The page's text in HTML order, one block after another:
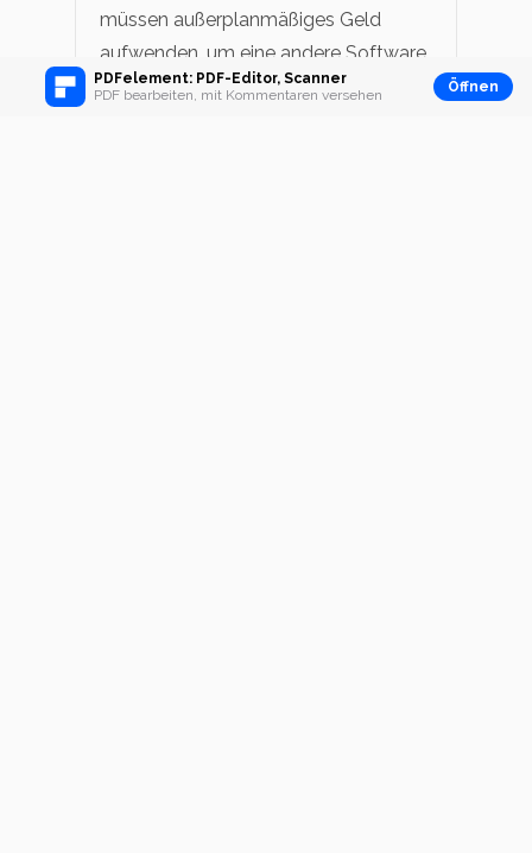
PDFelement: PDF-Editor, Scanner
PDF bearbeiten, mit Kommentaren versehen
Öffnen
müssen außerplanmäßiges Geld
aufwenden, um eine andere Software
zu kaufen, die Acrobat® XI ersetzt.